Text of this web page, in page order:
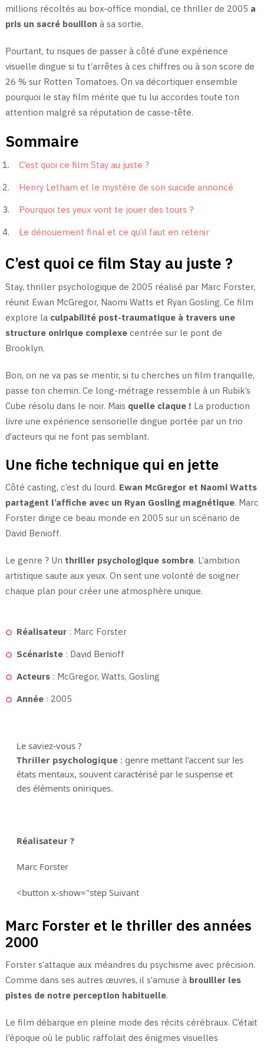
millions récoltés au box-office mondial, ce thriller de 2005 a
pris un sacré bouillon à sa sortie.
Pourtant, tu risques de passer à côté d’une expérience
visuelle dingue si tu t’arrêtes à ces chiffres ou à son score de
26 % sur Rotten Tomatoes. On va décortiquer ensemble
pourquoi le stay film mérite que tu lui accordes toute ton
attention malgré sa réputation de casse-tête.
Sommaire
C’est quoi ce film Stay au juste ?
Henry Letham et le mystère de son suicide annoncé
Pourquoi tes yeux vont te jouer des tours ?
Le dénouement final et ce qu’il faut en retenir
C’est quoi ce film Stay au juste ?
Stay, thriller psychologique de 2005 réalisé par Marc Forster,
réunit Ewan McGregor, Naomi Watts et Ryan Gosling. Ce film
explore la culpabilité post-traumatique à travers une
structure onirique complexecentrée sur le pont de
Brooklyn.
Bon, on ne va pas se mentir, si tu cherches un film tranquille,
passe ton chemin. Ce long-métrage ressemble à un Rubik’s
Cube résolu dans le noir. Mais quelle claque ! La production
livre une expérience sensorielle dingue portée par un trio
d’acteurs qui ne font pas semblant.
Une fiche technique qui en jette
Côté casting, c’est du lourd. Ewan McGregor et Naomi Watts
partagent l’affiche avec un Ryan Gosling magnétique. Marc
Forster dirige ce beau monde en 2005 sur un scénario de
David Benioff.
Le genre ? Un thriller psychologique sombre. L’ambition
artistique saute aux yeux. On sent une volonté de soigner
chaque plan pour créer une atmosphère unique.
Réalisateur : Marc Forster
Scénariste : David Benioff
Acteurs : McGregor, Watts, Gosling
Année : 2005
Le saviez-vous ?
Thriller psychologique: genre mettant l’accent sur les
états mentaux, souvent caractérisé par le suspense et
des éléments oniriques.
Réalisateur ?
Marc Forster
<button x-show="step Suivant
Marc Forster et le thriller des années
2000
Forster s’attaque aux méandres du psychisme avec précision.
Comme dans ses autres œuvres, il s’amuse à brouiller les
pistes de notre perception habituelle.
Le film débarque en pleine mode des récits cérébraux. C’était
l’époque où le public raffolait des énigmes visuelles